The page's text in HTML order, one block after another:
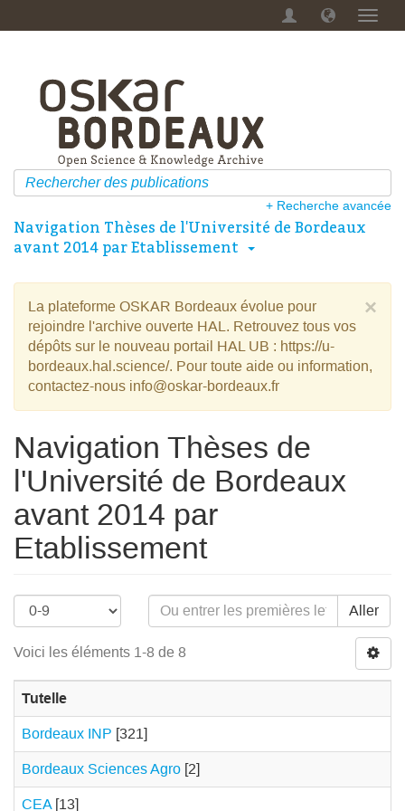
Menu
+ Recherche avancée
Navigation Thèses de l'Université de Bordeaux
avant 2014 par Etablissement
×
La plateforme OSKAR Bordeaux évolue pour
rejoindre l'archive ouverte HAL. Retrouvez tous vos
dépôts sur le nouveau portail HAL UB : https://u-
bordeaux.hal.science/. Pour toute aide ou information,
contactez-nous info@oskar-bordeaux.fr
Navigation Thèses de
l'Université de Bordeaux
avant 2014 par
Etablissement
Aller
Voici les éléments 1-8 de 8
Tutelle
Bordeaux INP [321]
Bordeaux Sciences Agro [2]
CEA [13]